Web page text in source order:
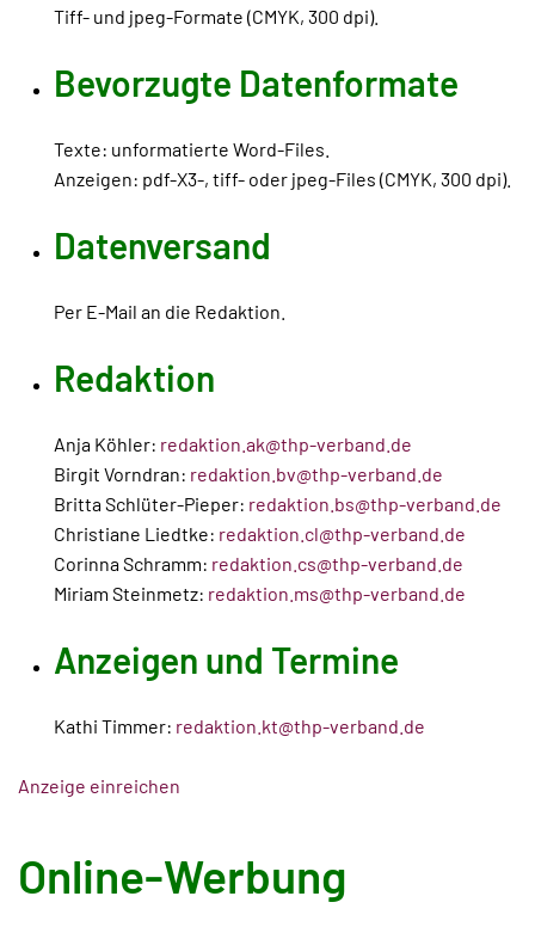
Tiff- und jpeg-Formate (CMYK, 300 dpi).
Bevorzugte Datenformate
Texte: unformatierte Word-Files.
Anzeigen: pdf-X3-, tiff- oder jpeg-Files (CMYK, 300 dpi).
Datenversand
Per E-Mail an die Redaktion.
Redaktion
Anja Köhler: redaktion.ak@thp-verband.de
Birgit Vorndran: redaktion.bv@thp-verband.de
Britta Schlüter-Pieper: redaktion.bs@thp-verband.de
Christiane Liedtke: redaktion.cl@thp-verband.de
Corinna Schramm: redaktion.cs@thp-verband.de
Miriam Steinmetz: redaktion.ms@thp-verband.de
Anzeigen und Termine
Kathi Timmer: redaktion.kt@thp-verband.de
Anzeige einreichen
Online-Werbung